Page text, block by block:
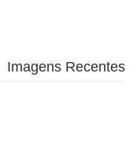
Imagens Recentes